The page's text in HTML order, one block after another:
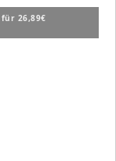
26,89€